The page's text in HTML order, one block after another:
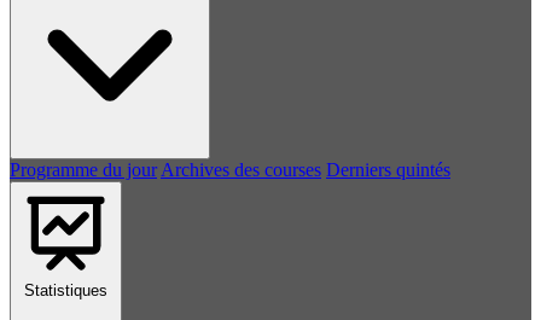
Programme du jour Archives des courses Derniers quintés
Statistiques